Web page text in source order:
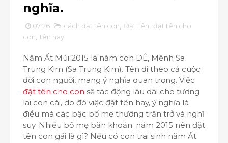
nghĩa.
07:26 cách đặt tên con Đặt Tên
đặt tên cho
con tên hay
Năm Ất Mùi 2015 là năm con DÊ, Mệnh Sa
Trung Kim (Sa Trung Kim). Tên đi theo cả cuộc
đời con người, mang ý nghĩa quan trọng. Việc
đặt tên cho con sẽ tác động lâu dài cho tương
lai con cái, do đó việc đặt tên hay, ý nghĩa là
điều mà các bậc bố mẹ thường trăn trở và nghĩ
suy. Nhiều bố mẹ băn khoăn: năm 2015 nên đặt
tên con gái là gì? Nếu có con trai sinh năm Ất